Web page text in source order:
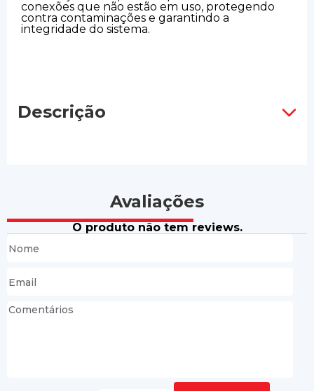
conexões que não estão em uso, protegendo
contra contaminações e garantindo a
integridade do sistema.
Descrição
Avaliações
O produto não tem reviews.